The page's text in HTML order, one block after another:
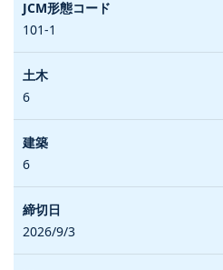
101-1
6
6
2026/9/3